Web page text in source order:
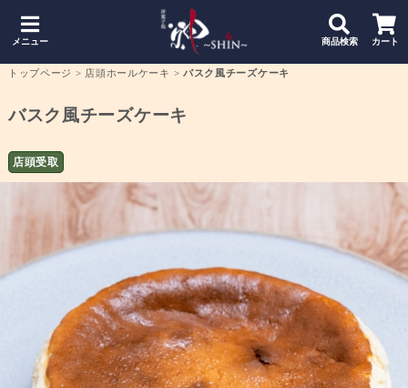
メニュー 商品検索 カート
トップページ > 店頭ホールケーキ > バスク風チーズケーキ
バスク風チーズケーキ
店頭受取